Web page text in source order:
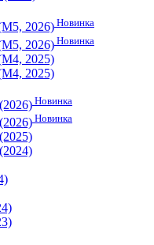
2026)Новинка
2026)Новинка
2025)
2025)
Новинка
Новинка